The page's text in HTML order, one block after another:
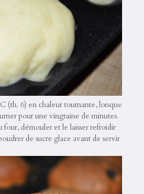
(th. 6) en chaleur tournante, lorsque
pour une vingtaine de minutes.
four, démouler et le laisser refroidir
de sucre glace avant de servir